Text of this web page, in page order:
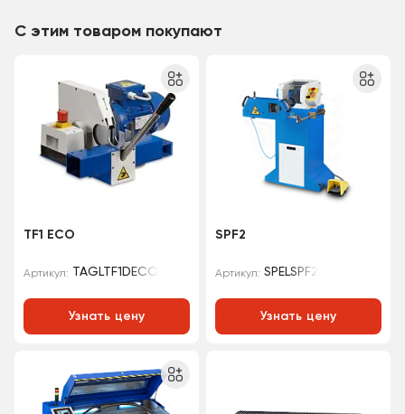
С этим товаром покупают
TF1 ECO
Артикул: TAGLTF1DECO
Узнать цену
SPF2
Артикул: SPELSPF2
Узнать цену